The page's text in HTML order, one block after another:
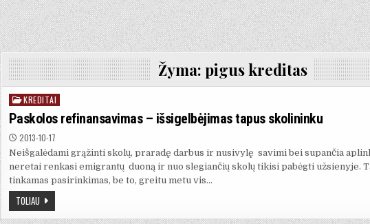
Žyma: pigus kreditas
Posted
in
KREDITAI
Paskolos refinansavimas – išsigelbėjimas tapus skolininku
2013-10-17
Neišgalėdami grąžinti skolų, praradę darbus ir nusivylę savimi bei supančia
neretai renkasi emigrantų duoną ir nuo slegiančių skolų tikisi pabėgti užsienyje.
tinkamas pasirinkimas, be to, greitu metu vis…
TOLIAU